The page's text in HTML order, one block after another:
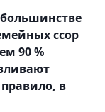
ссор
90 %
в